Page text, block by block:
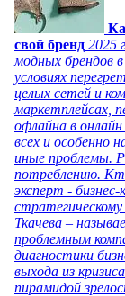
свой бренд 2025
модных брендов
условиях
целых сетей и
маркетплейсах,
офлайна в
всех и особенно
иные проблемы.
потреблению.
эксперт -
Ткачева –
проблемным
диагностики
выхода из
пирамидой